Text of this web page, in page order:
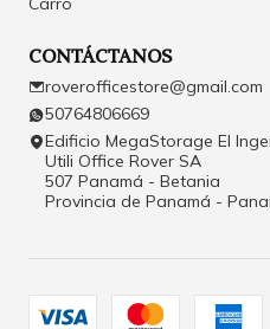
CONTÁCTANOS
roverofficestore@gmail.com
50764806669
Edificio MegaStorage El
Utili Office Rover SA
507 Panamá - Betania
Provincia de Panamá -